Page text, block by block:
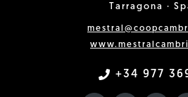
Tarragona ·
+34 977